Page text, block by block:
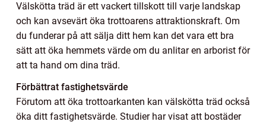
Välskötta träd är ett vackert tillskott till varje landskap
och kan avsevärt öka trottoarens attraktionskraft. Om
du funderar på att sälja ditt hem kan det vara ett bra
sätt att öka hemmets värde om du anlitar en arborist för
att ta hand om dina träd.
Förbättrat fastighetsvärde
Förutom att öka trottoarkanten kan välskötta träd också
öka ditt fastighetsvärde. Studier har visat att bostäder